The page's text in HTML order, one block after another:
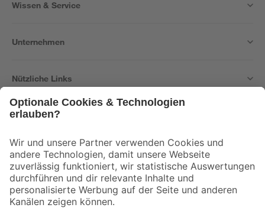
Wissen & Service
Unternehmen
Nützliche Links
Der toom Newsletter: Keine Angebote und Aktionen mehr verpassen!
Zur Newsletter Anmeldung
Folge uns